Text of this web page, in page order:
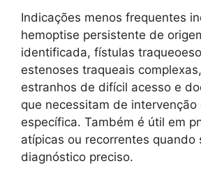
Indicações menos frequentes
hemoptise persistente de
identificada, fístulas
estenoses traqueais
estranhos de difícil acesso e
que necessitam de intervenção
específica. Também é útil em
atípicas ou recorrentes quando
diagnóstico preciso.